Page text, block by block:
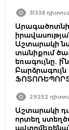
31338
Արագածոտնի
Աշտարակի
տանիքում
եռագույնը․
29252
Աշտարակի
որտեղ